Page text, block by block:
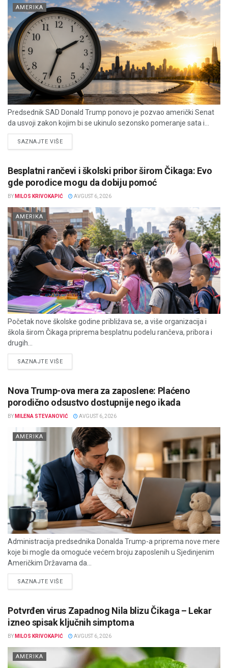
AMERIKA
Predsednik SAD Donald Trump ponovo je pozvao američki Senat
da usvoji zakon kojim bi se ukinulo sezonsko pomeranje sata i...
SAZNAJTE VIŠEDETAILS
Besplatni rančevi i školski pribor širom Čikaga: Evo
gde porodice mogu da dobiju pomoć
BY MILOS KRIVOKAPIĆ AVGUST 6, 2026
AMERIKA
Početak nove školske godine približava se, a više organizacija i
škola širom Čikaga priprema besplatnu podelu rančeva, pribora i
drugih...
SAZNAJTE VIŠEDETAILS
Nova Trump-ova mera za zaposlene: Plaćeno
porodično odsustvo dostupnije nego ikada
BY MILENA STEVANOVIĆ AVGUST 6, 2026
AMERIKA
Administracija predsednika Donalda Trump-a priprema nove mere
koje bi mogle da omoguće većem broju zaposlenih u Sjedinjenim
Američkim Državama da...
SAZNAJTE VIŠEDETAILS
Potvrđen virus Zapadnog Nila blizu Čikaga – Lekar
izneo spisak ključnih simptoma
BY MILOS KRIVOKAPIĆ AVGUST 6, 2026
AMERIKA